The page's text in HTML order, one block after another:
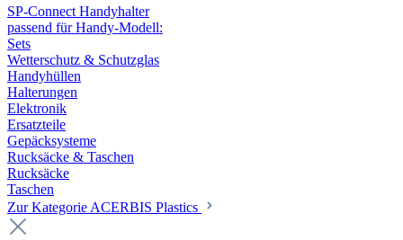
SP-Connect Handyhalter
passend für Handy-Modell:
Sets
Wetterschutz & Schutzglas
Handyhüllen
Halterungen
Elektronik
Ersatzteile
Gepäcksysteme
Rucksäcke & Taschen
Rucksäcke
Taschen
Zur Kategorie ACERBIS Plastics